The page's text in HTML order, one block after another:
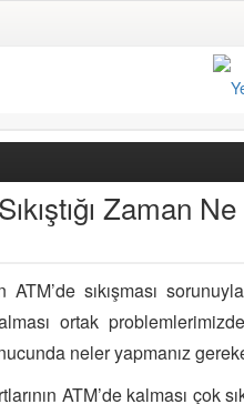
Zaman Ne
sıkışması
ortak
neler yapmanız
ATM’de kalması çok